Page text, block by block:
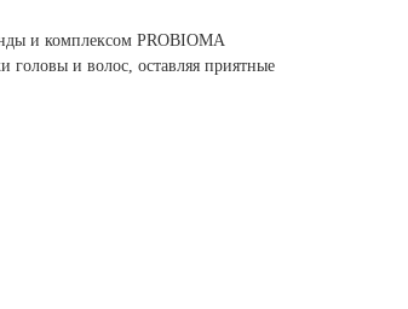
и комплексом PROBIOMA
головы и волос, оставляя приятные